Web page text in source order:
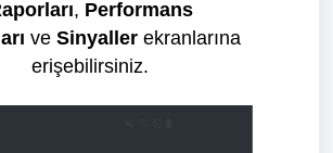
, Performans
ve Sinyaller ekranlarına
erişebilirsiniz.